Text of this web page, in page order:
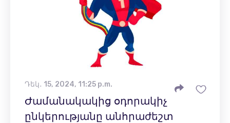
Դեկ․ 15, 2024, 11:25 p.m.
Ժամանակակից օդորակիչ
ընկերությանը անհրաժեշտ